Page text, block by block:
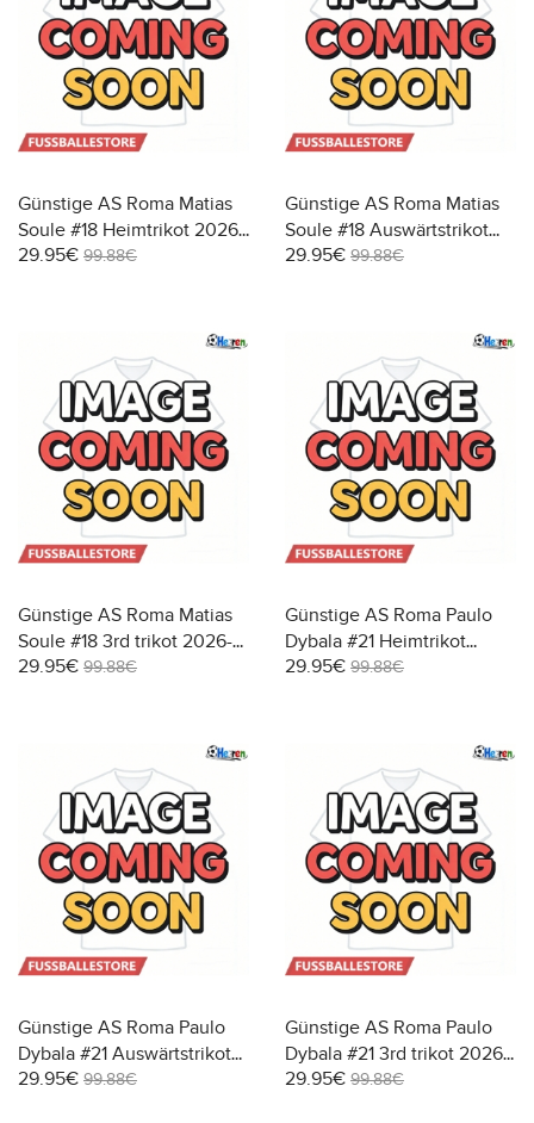
Günstige AS Roma Matias
Soule #18 Heimtrikot 2026-
27 Kurzarm
29.95€ 99.88€
Günstige AS Roma Matias
Soule #18 Auswärtstrikot
2026-27 Kurzarm
29.95€ 99.88€
Günstige AS Roma Matias
Soule #18 3rd trikot 2026-
27 Kurzarm
29.95€ 99.88€
Günstige AS Roma Paulo
Dybala #21 Heimtrikot
2026-27 Kurzarm
29.95€ 99.88€
Günstige AS Roma Paulo
Dybala #21 Auswärtstrikot
2026-27 Kurzarm
29.95€ 99.88€
Günstige AS Roma Paulo
Dybala #21 3rd trikot 2026-
27 Kurzarm
29.95€ 99.88€